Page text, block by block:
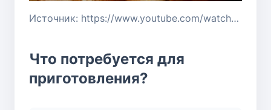
Источник: https://www.youtube.com/watch?v=0cfYT82J8ms
Что потребуется для
приготовления?